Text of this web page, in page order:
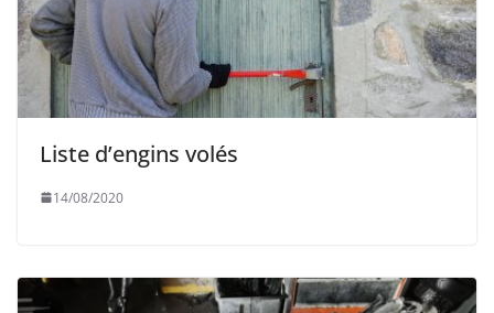
Liste d’engins volés
14/08/2020